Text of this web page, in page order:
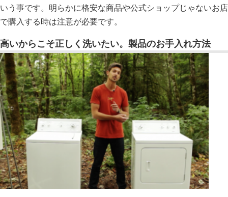
いう事です。明らかに格安な商品や公式ショップじゃないお店
で購入する時は注意が必要です。
高いからこそ正しく洗いたい。製品のお手入れ方法